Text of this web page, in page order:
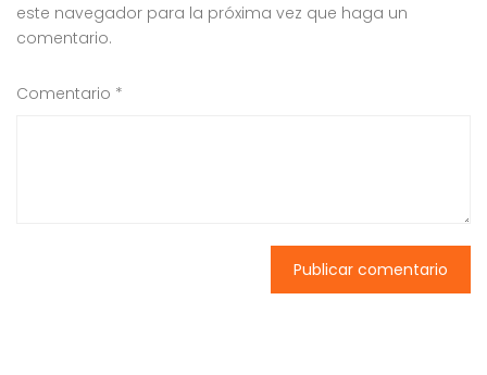
este navegador para la próxima vez que haga un
comentario.
Comentario *